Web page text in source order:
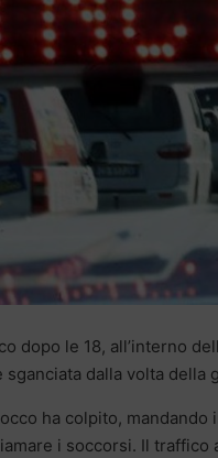
dopo le 18, all’interno
sganciata dalla volta della
ha colpito,
i soccorsi. Il